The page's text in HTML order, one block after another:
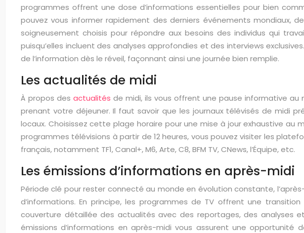
programmes offrent une dose d’informations essentielles pour bien
pouvez vous informer rapidement des derniers événements mondiaux,
soigneusement choisis pour répondre aux besoins des individus qui
puisqu’elles incluent des analyses approfondies et des interviews
de l’information dès le réveil, façonnant ainsi une journée bien remplie.
Les actualités de midi
À propos des actualités de midi, ils vous offrent une pause informative
prenant votre déjeuner. Il faut savoir que les journaux télévisés de midi
locaux. Choisissez cette plage horaire pour une mise à jour exhaustive
programmes télévisions à partir de 12 heures, vous pouvez visiter les
français, notamment TF1, Canal+, M6, Arte, C8, BFM TV, CNews, l’Équipe, etc.
Les émissions d’informations en après-midi
Période clé pour rester connecté au monde en évolution constante,
d’informations. En principe, les programmes de TV offrent une
couverture détaillée des actualités avec des reportages, des analyses
émissions d’informations en après-midi vous assurent une